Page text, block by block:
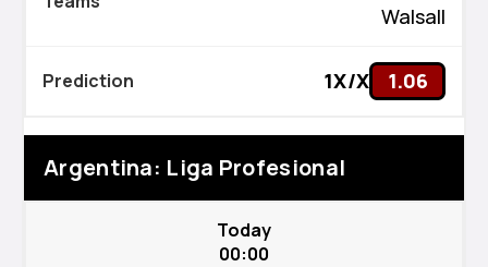
Walsall
1X/X 1.06
Argentina: Liga Profesional
Today
00:00